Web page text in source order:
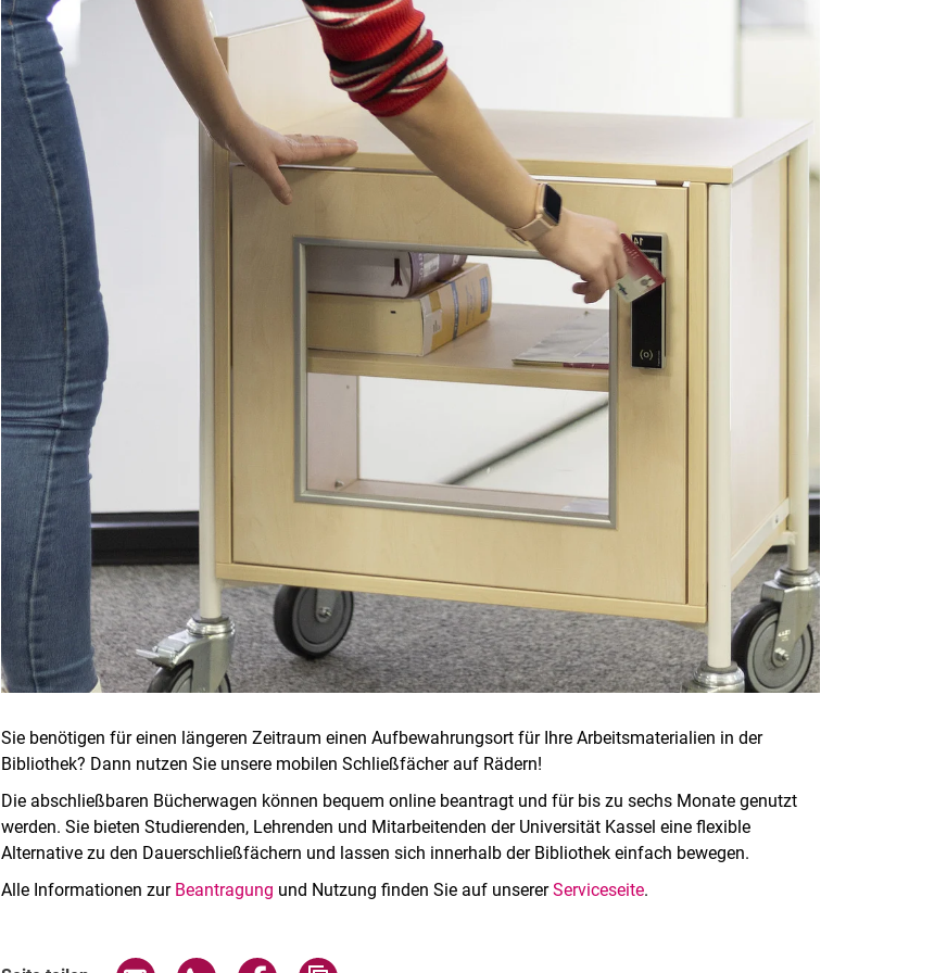
Sie benötigen für einen längeren Zeitraum einen Aufbewahrungsort für Ihre Arbeitsmaterialien in der
Bibliothek? Dann nutzen Sie unsere mobilen Schließfächer auf Rädern!
Die abschließbaren Bücherwagen können bequem online beantragt und für bis zu sechs Monate genutzt
werden. Sie bieten Studierenden, Lehrenden und Mitarbeitenden der Universität Kassel eine flexible
Alternative zu den Dauerschließfächern und lassen sich innerhalb der Bibliothek einfach bewegen.
Alle Informationen zur Beantragung und Nutzung finden Sie auf unsererServiceseite.